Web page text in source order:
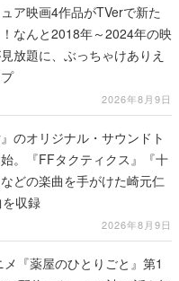
ュア映画4作品がTVerで新た
なんと2018年～2024年の映
放題に、ぶっちゃけありえ
2026年8月9日
のオリジナル・サウンドト
。『FFタクティクス』『十
どの楽曲を手がけた崎元仁
収録
2026年8月9日
メ『薬屋のひとりごと』第1